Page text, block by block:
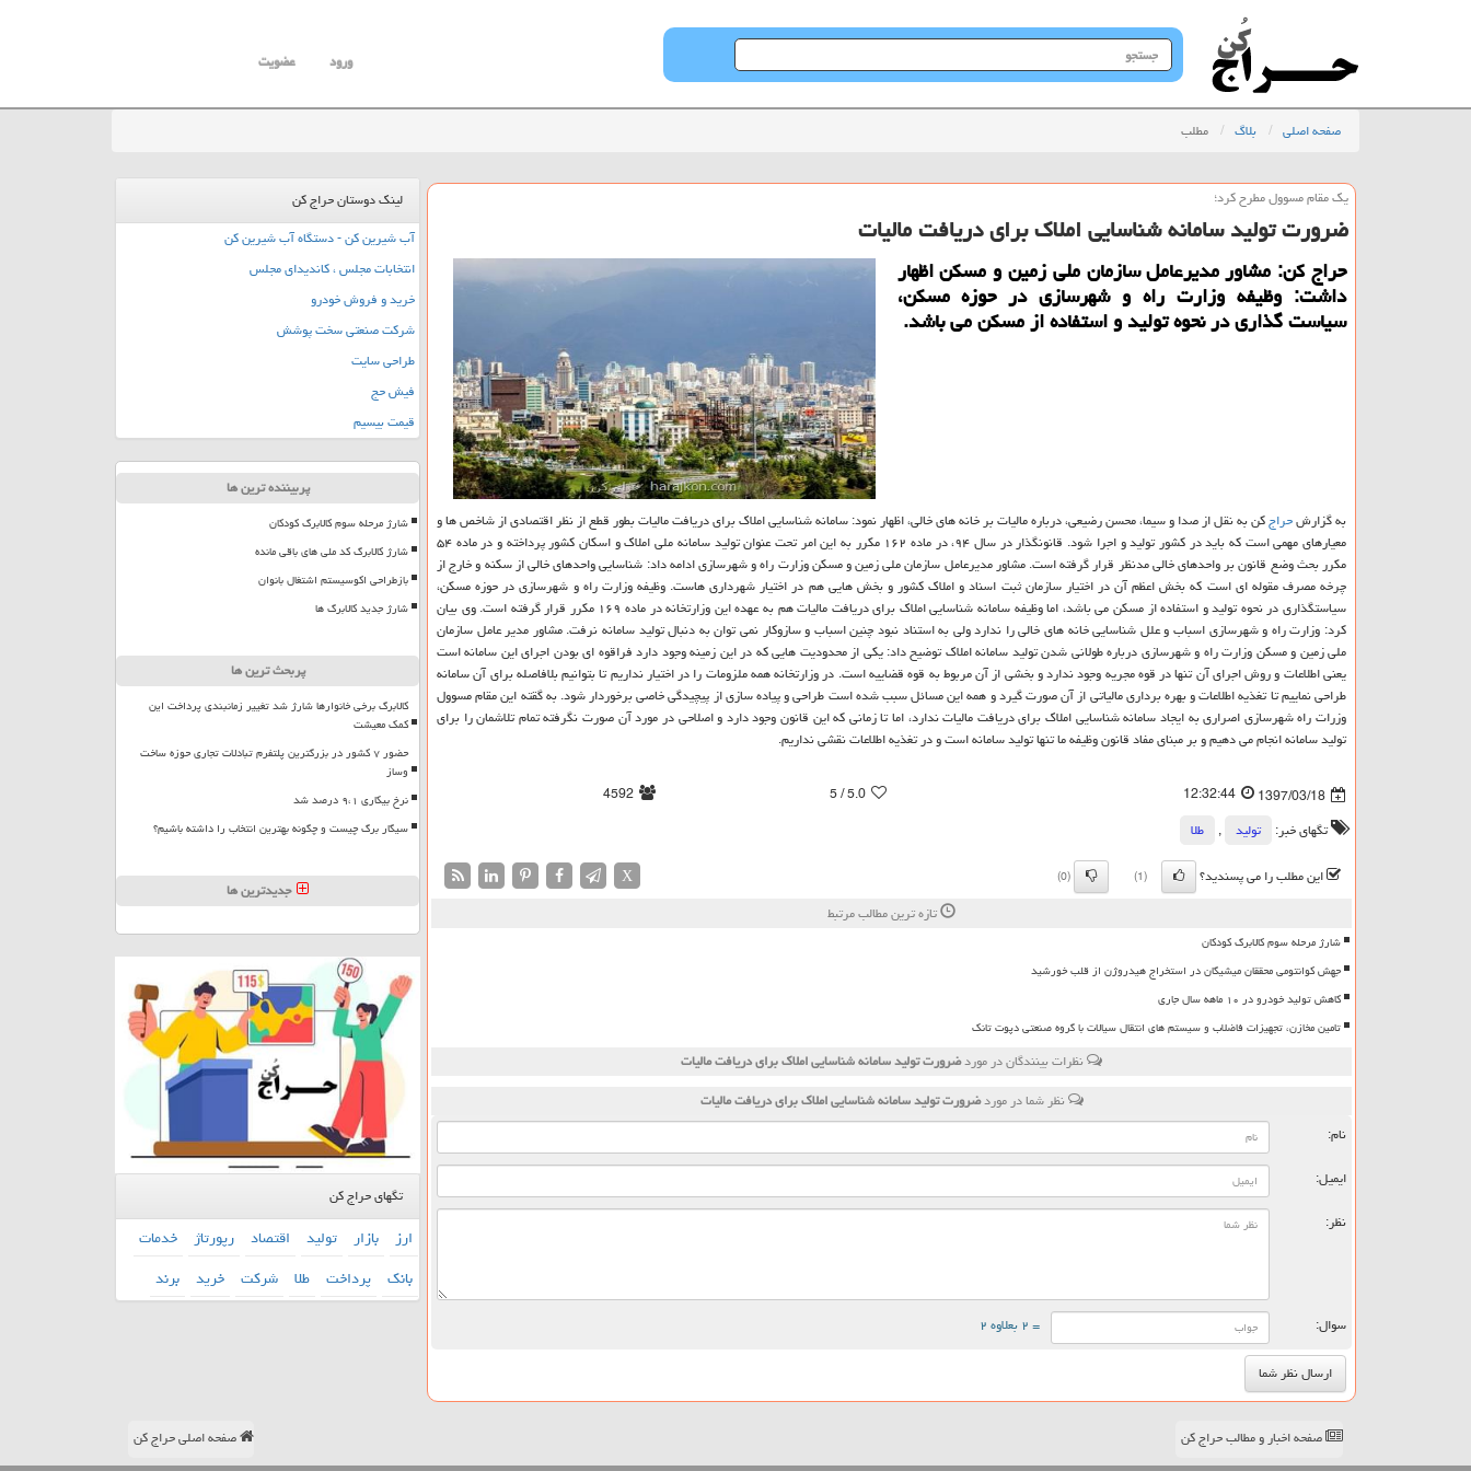
جستجو
در
ورود عضویت
صفحه اصلی بلاگ مطلب
یك مقام مسوول مطرح كرد؛
ضرورت تولید سامانه شناسایی املاك برای دریافت مالیات
حراج كن: مشاور مدیرعامل سازمان ملی زمین و مسكن اظهار
داشت: وظیفه وزارت راه و شهرسازی در حوزه مسكن،
سیاست گذاری در نحوه تولید و استفاده از مسكن می باشد.
به گزارشحراجكن به نقل از صدا و سیما، محسن رضیعی، درباره مالیات بر خانه های خالی، اظهار نمود: سامانه شناسایی املاك برای دریافت مالیات بطور قطع از نظر اقتصادی از شاخص ها و
معیارهای مهمی است كه باید در كشور تولید و اجرا شود. قانونگذار در سال ۹۴، در ماده ۱۶۲ مكرر به این امر تحت عنوان تولید سامانه ملی املاك و اسكان كشور پرداخته و در ماده ۵۴
مكرر بحث وضع قانون بر واحدهای خالی مدنظر قرار گرفته است. مشاور مدیرعامل سازمان ملی زمین و مسكن وزارت راه و شهرسازی ادامه داد: شناسایی واحدهای خالی از سكنه و خارج از
چرخه مصرف مقوله ای است كه بخش اعظم آن در اختیار سازمان ثبت اسناد و املاك كشور و بخش هایی هم در اختیار شهرداری هاست. وظیفه وزارت راه و شهرسازی در حوزه مسكن،
سیاستگذاری در نحوه تولید و استفاده از مسكن می باشد، اما وظیفه سامانه شناسایی املاك برای دریافت مالیات هم به عهده این وزارتخانه در ماده ۱۶۹ مكرر قرار گرفته است. وی بیان
كرد: وزارت راه و شهرسازی اسباب و علل شناسایی خانه های خالی را ندارد ولی به استناد نبود چنین اسباب و سازوكار نمی توان به دنبال تولید سامانه نرفت. مشاور مدیر عامل سازمان
ملی زمین و مسكن وزارت راه و شهرسازی درباره طولانی شدن تولید سامانه املاك توضیح داد: یكی از محدودیت هایی كه در این زمینه وجود دارد فراقوه ای بودن اجرای این سامانه است
یعنی اطلاعات و روش اجرای آن تنها در قوه مجریه وجود ندارد و بخشی از آن مربوط به قوه قضاییه است. در وزارتخانه همه ملزومات را در اختیار نداریم تا بتوانیم بلافاصله برای آن سامانه
طراحی نماییم تا تغذیه اطلاعات و بهره برداری مالیاتی از آن صورت گیرد و همه این مسائل سبب شده است طراحی و پیاده سازی از پیچیدگی خاصی برخوردار شود. به گقته این مقام مسوول
وزرات راه شهرسازی اصراری به ایجاد سامانه شناسایی املاك برای دریافت مالیات ندارد، اما تا زمانی كه این قانون وجود دارد و اصلاحی در مورد آن صورت نگرفته تمام تلاشمان را برای
تولید سامانه انجام می دهیم و بر مبنای مفاد قانون وظیفه ما تنها تولید سامانه است و در تغذیه اطلاعات نقشی نداریم.
1397/03/18
12:32:44
5.0
/ 5
4592
تگهای خبر:
تولید ,
طلا
این مطلب را می پسندید؟
(1)
(0)
X
تازه ترین مطالب مرتبط
شارژ مرحله سوم کالابرگ کودکان
جهش کوانتومی محققان میشیگان در استخراج هیدروژن از قلب خورشید
کاهش تولید خودرو در ۱۰ ماهه سال جاری
تامین مخازن، تجهیزات فاضلاب و سیستم های انتقال سیالات با گروه صنعتی دپوت تانک
نظرات بینندگان در موردضرورت تولید سامانه شناسایی املاك برای دریافت مالیات
نظر شما در موردضرورت تولید سامانه شناسایی املاك برای دریافت مالیات
نام:
ایمیل:
نظر:
سوال: = ۲ بعلاوه ۲
لینک دوستان حراج کن
آب شیرین کن - دستگاه آب شیرین کن
انتخابات مجلس ، کاندیدای مجلس
خرید و فروش خودرو
شرکت صنعتی سخت پوشش
طراحی سایت
فیش حج
قیمت بیسیم
پربیننده ترین ها
شارژ مرحله سوم کالابرگ کودکان
شارژ کالابرگ کد ملی های باقی مانده
بازطراحی اکوسیستم اشتغال بانوان
شارژ جدید کالابرگ ها
پربحث ترین ها
کالابرگ برخی خانوارها شارژ شد تغییر زمانبندی پرداخت این
کمک معیشت
حضور ۷ کشور در بزرگترین پلتفرم تبادلات تجاری حوزه ساخت
وساز
نرخ بیکاری ۹،۱ درصد شد
سیگار برگ چیست و چگونه بهترین انتخاب را داشته باشیم؟
جدیدترین ها
تگهای حراج کن
ارز بازار تولید اقتصاد رپورتاژ خدمات
بانك پرداخت طلا شركت خرید برند
صفحه اخبار و مطالب حراج کن صفحه اصلی حراج کن